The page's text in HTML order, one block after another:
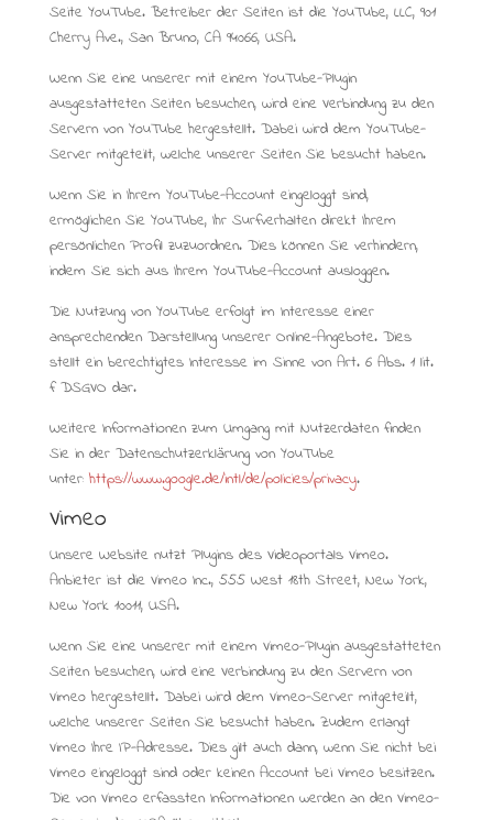
Seite YouTube. Betreiber der Seiten ist die YouTube, LLC, 901
Cherry Ave., San Bruno, CA 94066, USA.
Wenn Sie eine unserer mit einem YouTube-Plugin
ausgestatteten Seiten besuchen, wird eine Verbindung zu den
Servern von YouTube hergestellt. Dabei wird dem YouTube-
Server mitgeteilt, welche unserer Seiten Sie besucht haben.
Wenn Sie in Ihrem YouTube-Account eingeloggt sind,
ermöglichen Sie YouTube, Ihr Surfverhalten direkt Ihrem
persönlichen Profil zuzuordnen. Dies können Sie verhindern,
indem Sie sich aus Ihrem YouTube-Account ausloggen.
Die Nutzung von YouTube erfolgt im Interesse einer
ansprechenden Darstellung unserer Online-Angebote. Dies
stellt ein berechtigtes Interesse im Sinne von Art. 6 Abs. 1 lit.
f DSGVO dar.
Weitere Informationen zum Umgang mit Nutzerdaten finden
Sie in der Datenschutzerklärung von YouTube
unter: https://www.google.de/intl/de/policies/privacy.
Vimeo
Unsere Website nutzt Plugins des Videoportals Vimeo.
Anbieter ist die Vimeo Inc., 555 West 18th Street, New York,
New York 10011, USA.
Wenn Sie eine unserer mit einem Vimeo-Plugin ausgestatteten
Seiten besuchen, wird eine Verbindung zu den Servern von
Vimeo hergestellt. Dabei wird dem Vimeo-Server mitgeteilt,
welche unserer Seiten Sie besucht haben. Zudem erlangt
Vimeo Ihre IP-Adresse. Dies gilt auch dann, wenn Sie nicht bei
Vimeo eingeloggt sind oder keinen Account bei Vimeo besitzen.
Die von Vimeo erfassten Informationen werden an den Vimeo-